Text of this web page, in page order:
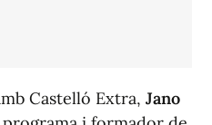
Castelló Extra, Jano